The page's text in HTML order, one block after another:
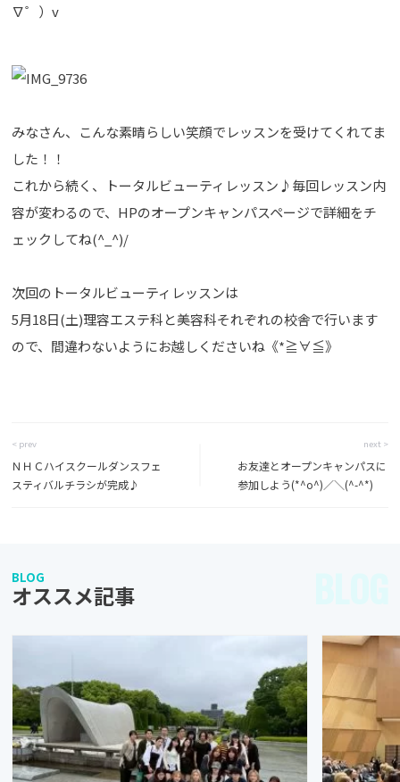
∇゜）v
みなさん、こんな素晴らしい笑顔でレッスンを受けてくれてま
した！！
これから続く、トータルビューティレッスン♪毎回レッスン内
容が変わるので、HPのオープンキャンパスページで詳細をチ
ェックしてね(^_^)/
次回のトータルビューティレッスンは
5月18日(土)理容エステ科と美容科それぞれの校舎で行います
ので、間違わないようにお越しくださいね《*≧∀≦》
< prev
ＮＨＣハイスクールダンスフェ
スティバルチラシが完成♪
next >
お友達とオープンキャンパスに
参加しよう(*^o^)／＼(^-^*)
BLOG
オススメ記事